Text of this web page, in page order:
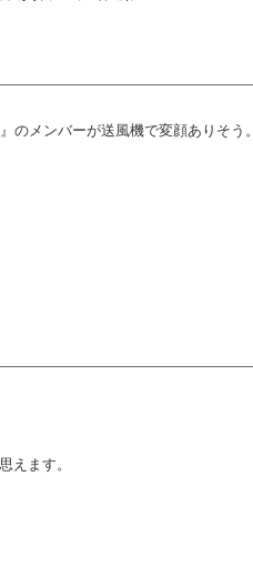
のメンバーが送風機で変顔ありそう。
えます。